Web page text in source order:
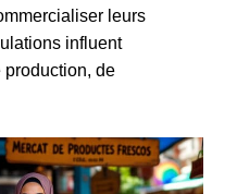
leurs
influent
production, de